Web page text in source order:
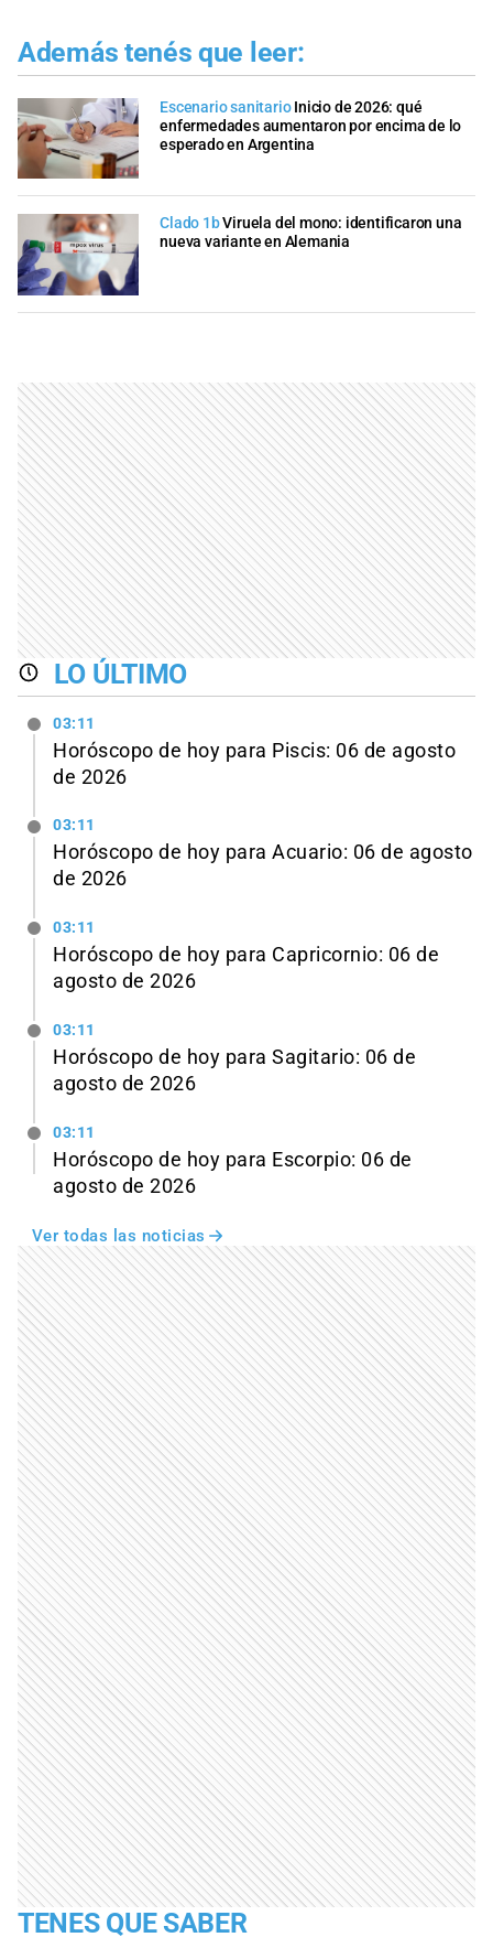
Además tenés que leer:
Escenario sanitario Inicio de 2026: qué
enfermedades aumentaron por encima de lo
esperado en Argentina
Clado 1bViruela del mono: identificaron una
nueva variante en Alemania
LO ÚLTIMO
03:11
Horóscopo de hoy para Piscis: 06 de agosto
de 2026
03:11
Horóscopo de hoy para Acuario: 06 de agosto
de 2026
03:11
Horóscopo de hoy para Capricornio: 06 de
agosto de 2026
03:11
Horóscopo de hoy para Sagitario: 06 de
agosto de 2026
03:11
Horóscopo de hoy para Escorpio: 06 de
agosto de 2026
Ver todas las noticias
TENES QUE SABER